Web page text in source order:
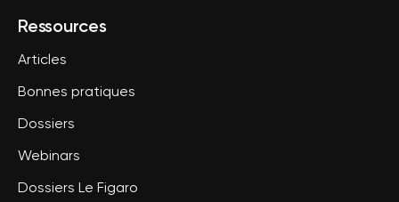
Ressources
Articles
Bonnes pratiques
Dossiers
Webinars
Dossiers Le Figaro